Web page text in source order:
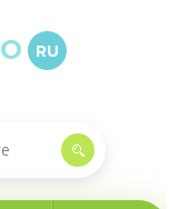
RU